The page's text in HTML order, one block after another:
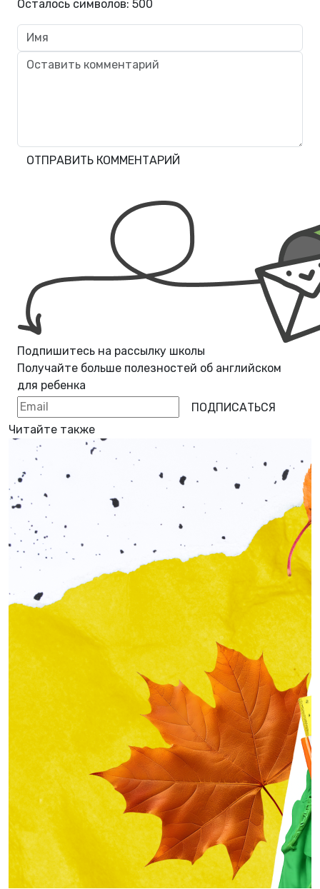
Осталось символов: 500
ОТПРАВИТЬ КОММЕНТАРИЙ
Подпишитесь на рассылку школы
Получайте больше полезностей об английском
для ребенка
ПОДПИСАТЬСЯ
Читайте также